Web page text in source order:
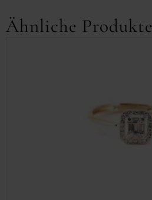
Ähnliche Produkte